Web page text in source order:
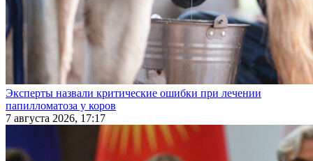
Эксперты назвали критические ошибки при лечении
папилломатоза у коров
7 августа 2026, 17:17